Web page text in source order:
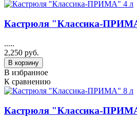
Кастрюля "Классика-
.....
2,250 руб.
В корзину
В избранное
К сравнению
Кастрюля "Классика-